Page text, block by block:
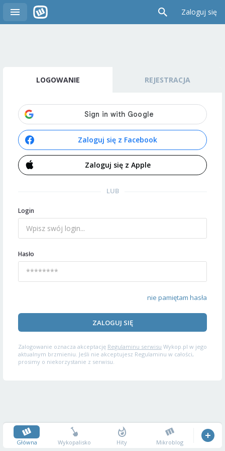
Zaloguj się
LOGOWANIE REJESTRACJA
Zaloguj się z Facebook
Zaloguj się z Apple
LUB
Login
Hasło
nie pamiętam hasła
ZALOGUJ SIĘ
Zalogowanie oznacza akceptację Regulaminu serwisu Wykop.pl w jego
aktualnym brzmieniu. Jeśli nie akceptujesz Regulaminu w całości,
prosimy o niekorzystanie z serwisu.
Główna Wykopalisko Hity Mikroblog